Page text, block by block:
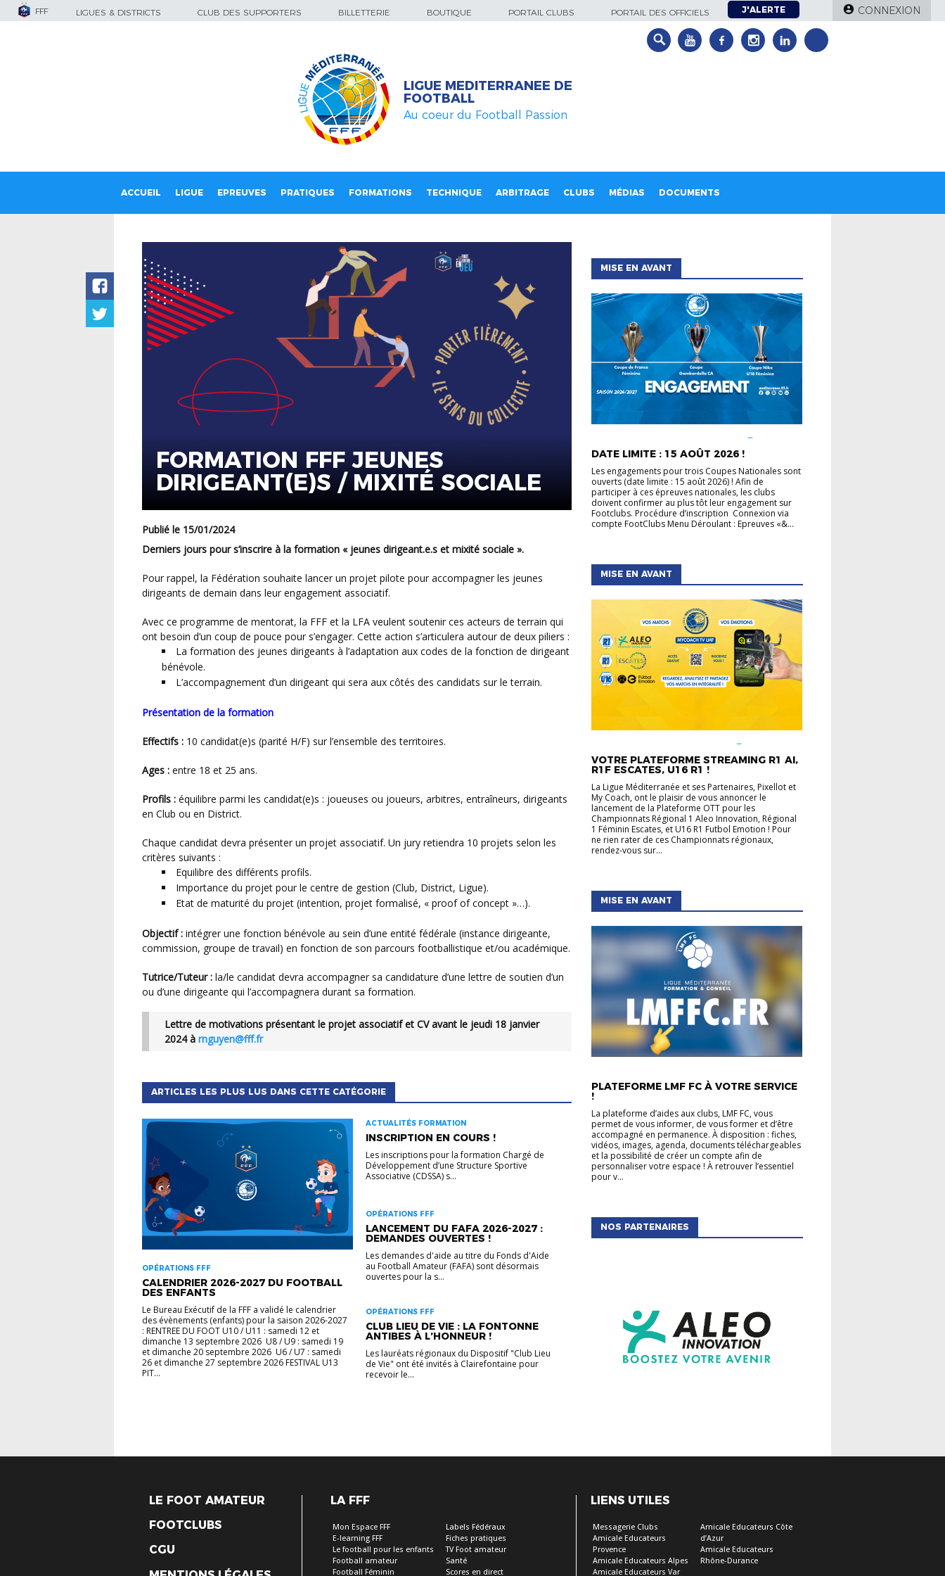
FFF LIGUES & DISTRICTS CLUB DES SUPPORTERS BILLETTERIE BOUTIQUE PORTAIL CLUBS PORTAIL DES OFFICIELS J'ALERTE CONNEXION
LIGUE MEDITERRANEE DE
FOOTBALL
Au coeur du Football Passion
ACCUEIL LIGUE EPREUVES PRATIQUES FORMATIONS TECHNIQUE ARBITRAGE CLUBS MÉDIAS DOCUMENTS
FORMATION FFF JEUNES
DIRIGEANT(E)S / MIXITÉ SOCIALE
Publié le 15/01/2024
Derniers jours pour s’inscrire à la formation « jeunes dirigeant.e.s et mixité sociale ».
Pour rappel, la Fédération souhaite lancer un projet pilote pour accompagner les jeunes
dirigeants de demain dans leur engagement associatif.
Avec ce programme de mentorat, la FFF et la LFA veulent soutenir ces acteurs de terrain qui
ont besoin d’un coup de pouce pour s’engager. Cette action s’articulera autour de deux piliers :
La formation des jeunes dirigeants à l’adaptation aux codes de la fonction de dirigeant
bénévole.
L’accompagnement d’un dirigeant qui sera aux côtés des candidats sur le terrain.
Présentation de la formation
Effectifs : 10 candidat(e)s (parité H/F) sur l’ensemble des territoires.
Ages : entre 18 et 25 ans.
Profils : équilibre parmi les candidat(e)s : joueuses ou joueurs, arbitres, entraîneurs, dirigeants
en Club ou en District.
Chaque candidat devra présenter un projet associatif. Un jury retiendra 10 projets selon les
critères suivants :
Equilibre des différents profils.
Importance du projet pour le centre de gestion (Club, District, Ligue).
Etat de maturité du projet (intention, projet formalisé, « proof of concept »…).
Objectif : intégrer une fonction bénévole au sein d’une entité fédérale (instance dirigeante,
commission, groupe de travail) en fonction de son parcours footballistique et/ou académique.
Tutrice/Tuteur : la/le candidat devra accompagner sa candidature d’une lettre de soutien d’un
ou d’une dirigeante qui l’accompagnera durant sa formation.
Lettre de motivations présentant le projet associatif et CV avant le jeudi 18 janvier
2024 à rnguyen@fff.fr
ARTICLES LES PLUS LUS DANS CETTE CATÉGORIE
OPÉRATIONS FFF
CALENDRIER 2026-2027 DU FOOTBALL
DES ENFANTS
Le Bureau Exécutif de la FFF a validé le calendrier
des évènements (enfants) pour la saison 2026-2027
: RENTREE DU FOOT U10 / U11 : samedi 12 et
dimanche 13 septembre 2026 U8 / U9 : samedi 19
et dimanche 20 septembre 2026 U6 / U7 : samedi
26 et dimanche 27 septembre 2026 FESTIVAL U13
PIT...
ACTUALITÉS FORMATION
INSCRIPTION EN COURS !
Les inscriptions pour la formation Chargé de
Développement d’une Structure Sportive
Associative (CDSSA) s...
OPÉRATIONS FFF
LANCEMENT DU FAFA 2026-2027 :
DEMANDES OUVERTES !
Les demandes d'aide au titre du Fonds d'Aide
au Football Amateur (FAFA) sont désormais
ouvertes pour la s...
OPÉRATIONS FFF
CLUB LIEU DE VIE : LA FONTONNE
ANTIBES À L’HONNEUR !
Les lauréats régionaux du Dispositif "Club Lieu
de Vie" ont été invités à Clairefontaine pour
recevoir le...
MISE EN AVANT
NATIONALES
DATE LIMITE : 15 AOÛT 2026 !
Les engagements pour trois Coupes Nationales sont
ouverts (date limite : 15 août 2026) ! Afin de
participer à ces épreuves nationales, les clubs
doivent confirmer au plus tôt leur engagement sur
Footclubs. Procédure d’inscription Connexion via
compte FootClubs Menu Déroulant : Epreuves «&...
MISE EN AVANT
VOTRE PLATEFORME STREAMING R1 AI,
R1F ESCATES, U16 R1 !
La Ligue Méditerranée et ses Partenaires, Pixellot et
My Coach, ont le plaisir de vous annoncer le
lancement de la Plateforme OTT pour les
Championnats Régional 1 Aleo Innovation, Régional
1 Féminin Escates, et U16 R1 Futbol Emotion ! Pour
ne rien rater de ces Championnats régionaux,
rendez-vous sur...
MISE EN AVANT
PLATEFORME LMF FC À VOTRE SERVICE
!
La plateforme d’aides aux clubs, LMF FC, vous
permet de vous informer, de vous former et d’être
accompagné en permanence. À disposition : fiches,
vidéos, images, agenda, documents téléchargeables
et la possibilité de créer un compte afin de
personnaliser votre espace ! À retrouver l’essentiel
pour v...
NOS PARTENAIRES
LE FOOT AMATEUR
FOOTCLUBS
CGU
LA FFF
Mon Espace FFF
E-learning FFF
Le football pour les enfants
Football amateur
Football Féminin
Labels Fédéraux
Fiches pratiques
TV Foot amateur
Santé
Scores en direct
LIENS UTILES
Messagerie Clubs
Amicale Educateurs
Provence
Amicale Educateurs Alpes
Amicale Educateurs Var
Amicale Educateurs Côte
d’Azur
Amicale Educateurs
Rhône-Durance